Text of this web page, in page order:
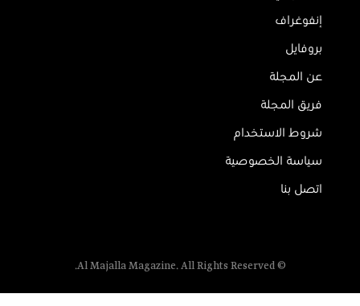
إنفوغراف
بروفايل
عن المجلة
فريق المجلة
شروط الاستخدام
سياسة الخصوصية
اتصل بنا
© Al Majalla Magazine. All Rights Reserved.